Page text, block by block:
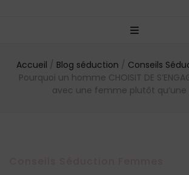
Accueil / Blog séduction / Conseils
Pourquoi un homme CHOISIT DE
avec une femme plutôt qu’une